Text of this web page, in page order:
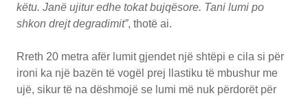
këtu. Janë ujitur edhe tokat bujqësore. Tani lumi po
shkon drejt degradimit”, thotë ai.
Rreth 20 metra afër lumit gjendet një shtëpi e cila si për
ironi ka një bazën të vogël prej llastiku të mbushur me
ujë, sikur të na dëshmojë se lumi më nuk përdorët për